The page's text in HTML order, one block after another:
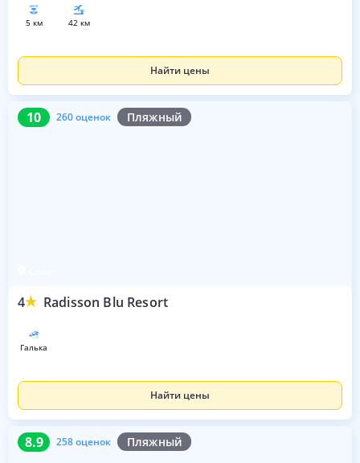
5 км 42 км
Найти цены
10 260 оценок Пляжный
4 Radisson Blu Resort
10 260 оценок
галька
Найти цены
8.9 258 оценок Пляжный
8.9 258 оценок